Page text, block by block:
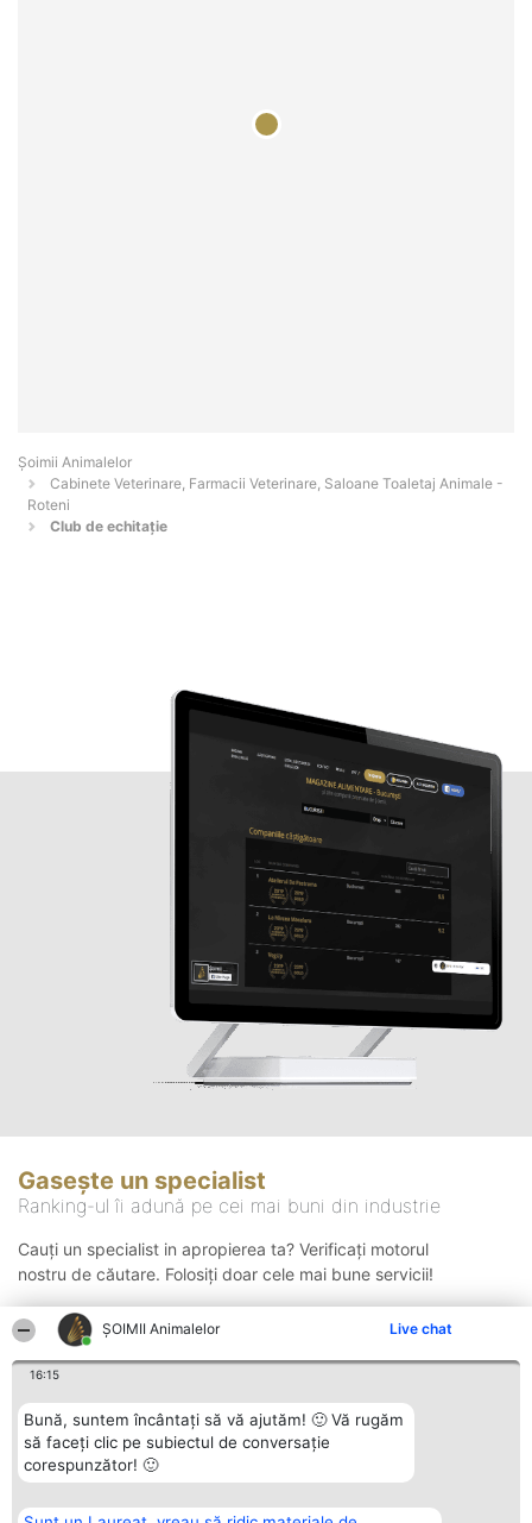
ŞOIMII Animalelor Live chat
16:15
Bună, suntem încântați să vă ajutăm! 🙂 Vă rugăm
să faceți clic pe subiectul de conversație
corespunzător! 🙂
Şoimii Animalelor
Cabinete Veterinare, Farmacii Veterinare, Saloane Toaletaj Animale -
Roteni
Club de echitație
Gasește un specialist
Ranking-ul îi adună pe cei mai buni din industrie
Cauți un specialist in apropierea ta? Verificați motorul
nostru de căutare. Folosiți doar cele mai bune servicii!